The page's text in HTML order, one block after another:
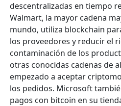
descentralizadas en tiempo
Walmart, la mayor cadena
mundo, utiliza blockchain
los proveedores y reducir el
contaminación de los
otras conocidas cadenas de
empezado a aceptar
los pedidos. Microsoft
pagos con bitcoin en su